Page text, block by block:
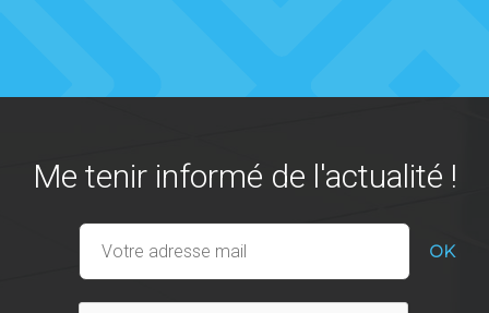
Me tenir informé de l'actualité !